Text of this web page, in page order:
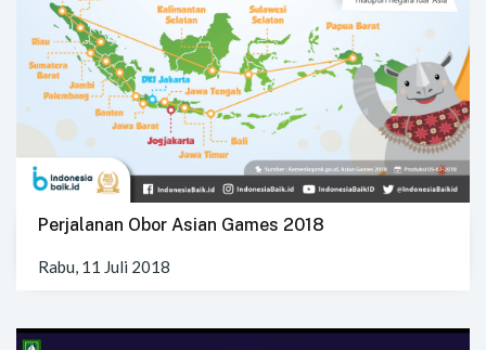
Perjalanan Obor Asian Games 2018
Rabu, 11 Juli 2018